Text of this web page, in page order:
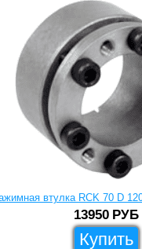
втулка RCK 70 D
13950 РУБ
Купить